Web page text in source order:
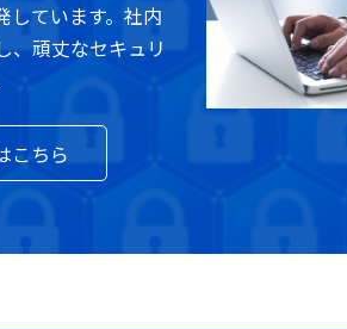
しています。社内
、頑丈なセキュリ
こちら